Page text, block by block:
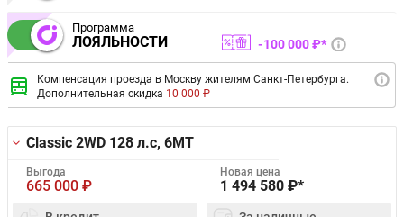
Программа
ЛОЯЛЬНОСТИ 100 000 ₽*
Компенсация проезда в Москву жителям Санкт-Петербурга.
Дополнительная скидка 10 000 ₽
Classic 2WD 128 л.с, 6MT
Выгода
665 000 ₽
Новая цена
1 494 580 ₽*